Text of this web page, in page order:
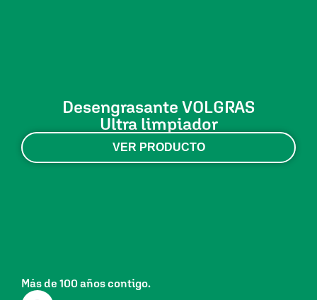
Desengrasante VOLGRAS
Ultra limpiador
VER PRODUCTO
Más de 100 años contigo.